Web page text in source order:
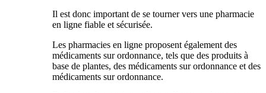
Il est donc important de se tourner vers une pharmacie
en ligne fiable et sécurisée.
Les pharmacies en ligne proposent également des
médicaments sur ordonnance, tels que des produits à
base de plantes, des médicaments sur ordonnance et des
médicaments sur ordonnance.